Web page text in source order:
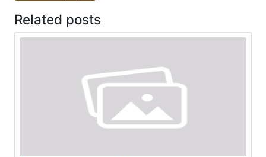
Related posts